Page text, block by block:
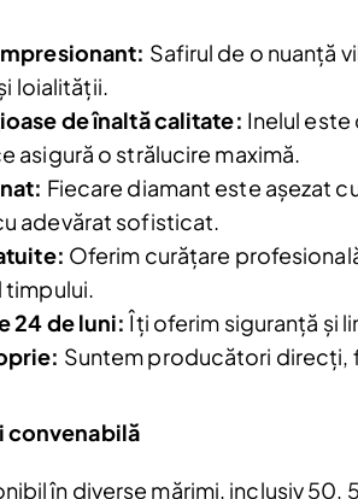
Safirul de o nuanță
loialității.
de înaltă calitate: Inelul
asigură o strălucire maximă.
Fiecare diamant este așezat
adevărat sofisticat.
Oferim curățare
timpului.
24 de luni:Îți oferim siguranță și
Suntem producători direcți,
convenabilă
în diverse mărimi, inclusiv 50,